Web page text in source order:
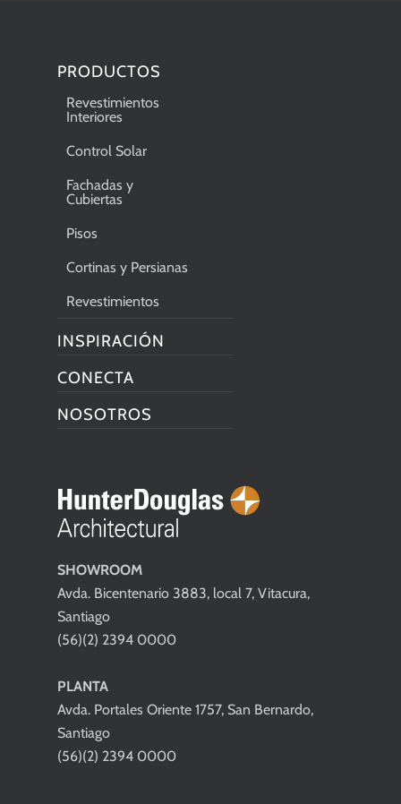
SHOWROOM
Avda. Bicentenario 3883, local 7, Vitacura,
Santiago
(56)(2) 2394 0000
PLANTA
Avda. Portales Oriente 1757, San Bernardo,
Santiago
(56)(2) 2394 0000
PRODUCTOS
Revestimientos
Interiores
Control Solar
Fachadas y
Cubiertas
Pisos
Cortinas y Persianas
Revestimientos
INSPIRACIÓN
CONECTA
NOSOTROS